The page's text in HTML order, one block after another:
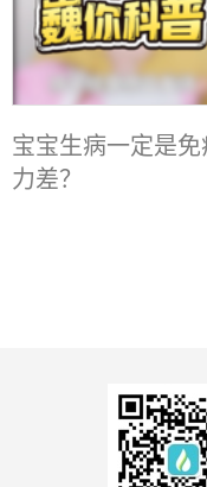
宝宝生病一定是免
力差？